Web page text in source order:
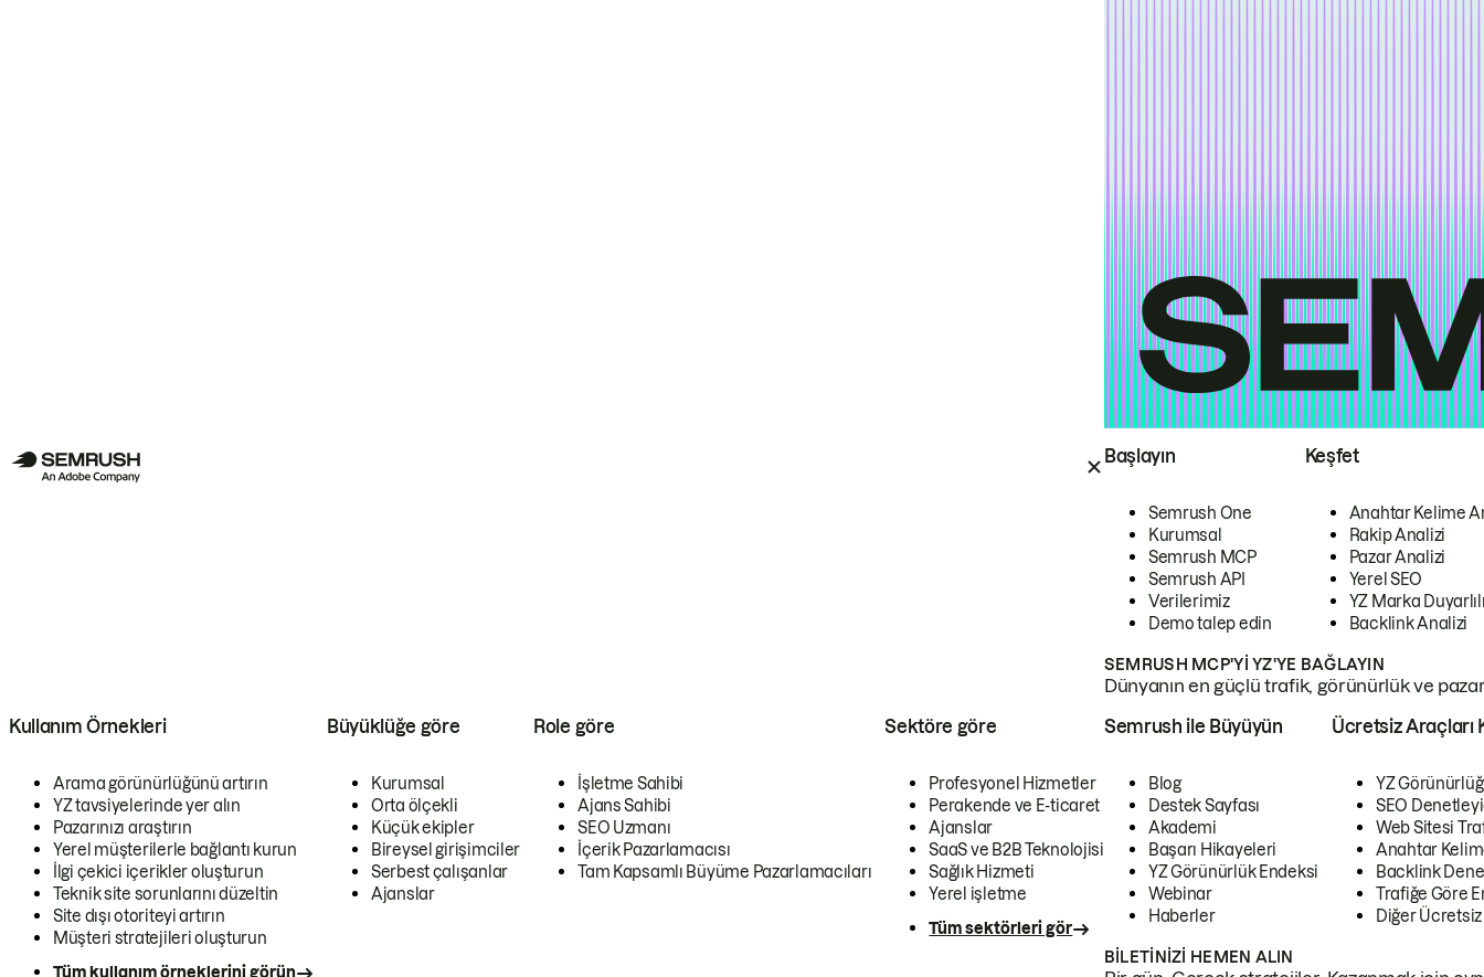
Başlayın
Semrush One
Kurumsal
Semrush MCP
Semrush API
Verilerimiz
Demo talep edin
Keşfet
Anahtar Kelime
Rakip Analizi
Pazar Analizi
Yerel SEO
YZ Marka
Backlink Analizi
SEMRUSH MCP'YI YZ'YE BAĞLAYIN
Dünyanın en güçlü trafik, görünürlük ve
Kullanım Örnekleri
Arama görünürlüğünü artırın
YZ tavsiyelerinde yer alın
Pazarınızı araştırın
Yerel müşterilerle bağlantı kurun
İlgi çekici içerikler oluşturun
Teknik site sorunlarını düzeltin
Site dışı otoriteyi artırın
Müşteri stratejileri oluşturun
Tüm kullanım örneklerini görün
Büyüklüğe göre
Kurumsal
Orta ölçekli
Küçük ekipler
Bireysel girişimciler
Serbest çalışanlar
Ajanslar
Role göre
İşletme Sahibi
Ajans Sahibi
SEO Uzmanı
İçerik Pazarlamacısı
Tam Kapsamlı Büyüme Pazarlamacıları
Sektöre göre
Profesyonel Hizmetler
Perakende ve E-ticaret
Ajanslar
SaaS ve B2B Teknolojisi
Sağlık Hizmeti
Yerel işletme
Tüm sektörleri gör
Semrush ile Büyüyün
Blog
Destek Sayfası
Akademi
Başarı Hikayeleri
YZ Görünürlük Endeksi
Webinar
Haberler
Ücretsiz Araçları
YZ
SEO
Web Sitesi
Anahtar
Backlink
Trafiğe Göre
Diğer
BILETINIZI HEMEN ALIN